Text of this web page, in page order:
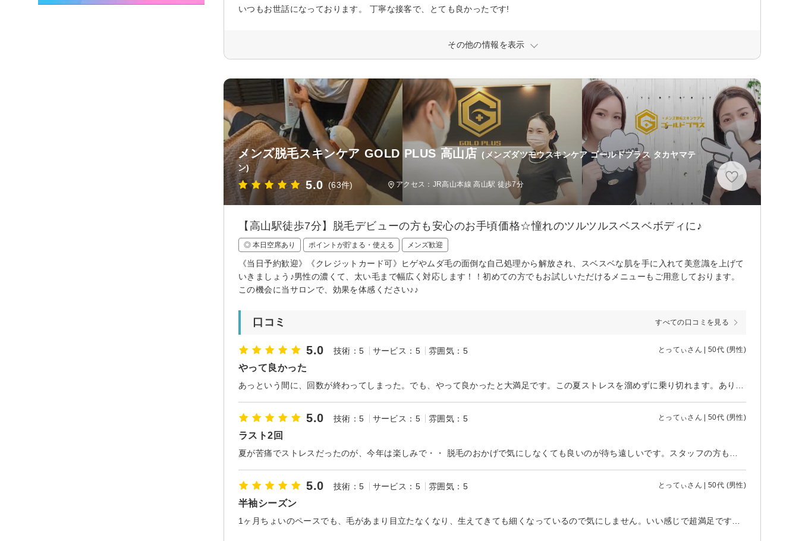
いつもお世話になっております。 丁寧な接客で、とても良かったです!
その他の情報を表示
メンズ脱毛スキンケア GOLD PLUS 高山店 (メンズダツモウスキンケア ゴールドプラス タカヤマテ
ン)
5.0 (63件) アクセス：JR高山本線 高山駅 徒歩7分
【高山駅徒歩7分】脱毛デビューの方も安心のお手頃価格☆憧れのツルツルスベスベボディに♪
◎ 本日空席あり ポイントが貯まる・使える メンズ歓迎
《当日予約歓迎》《クレジットカード可》ヒゲやムダ毛の面倒な自己処理から解放され、スベスベな肌を手に入れて美意識を上げて
いきましょう♪男性の濃くて、太い毛まで幅広く対応します！！初めての方でもお試しいただけるメニューもご用意しております。
この機会に当サロンで、効果を体感ください♪♪
口コミ すべての口コミを見る
5.0 技術：5 サービス：5 雰囲気：5 とってぃさん | 50代 (男性)
やって良かった
5.0 技術：5 サービス：5 雰囲気：5 とってぃさん | 50代 (男性)
ラスト2回
5.0 技術：5 サービス：5 雰囲気：5 とってぃさん | 50代 (男性)
半袖シーズン